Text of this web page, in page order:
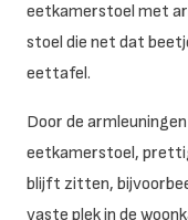
eetkamerstoel met
stoel die net dat
eettafel.
Door de
eetkamerstoel,
blijft zitten,
vaste plek in de